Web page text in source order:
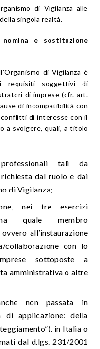
di Vigilanza alle
singola realtà.
e sostituzione
di Vigilanza è
requisiti soggettivi di
di imprese (cfr. art.
di incompatibilità con
conflitti di interesse con il
a svolgere, quali, a titolo
tali da
richiesta dal ruolo e dai
di Vigilanza;
nei tre esercizi
quale membro
all’instaurazione
collaborazione con lo
sottoposte a
amministrativa o altre
non passata in
di applicazione: della
in Italia o
dal d.lgs. 231/2001